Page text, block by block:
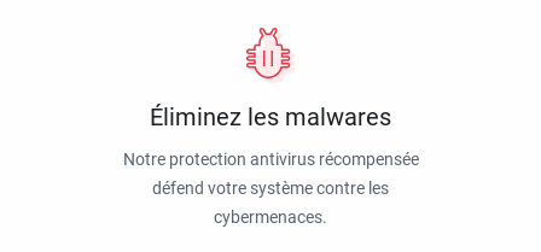
Éliminez les malwares
Notre protection antivirus récompensée
défend votre système contre les
cybermenaces.